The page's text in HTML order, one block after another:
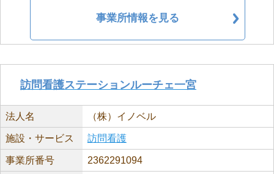
事業所情報を見る
訪問看護ステーションルーチェ一宮
法人名 （株）イノベル
施設・サービス 訪問看護
事業所番号 2362291094